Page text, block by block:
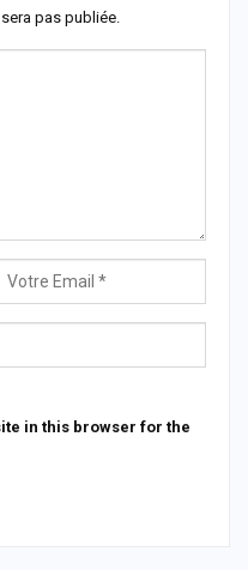
pas publiée.
in this browser for the